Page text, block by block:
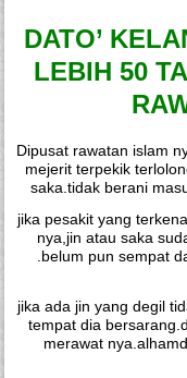
DATO’
LEBIH 50
Dipusat rawatan islam
mejerit terpekik
saka.tidak berani
jika pesakit yang
nya,jin atau saka
.belum pun sempat
jika ada jin yang degil
tempat dia
merawat